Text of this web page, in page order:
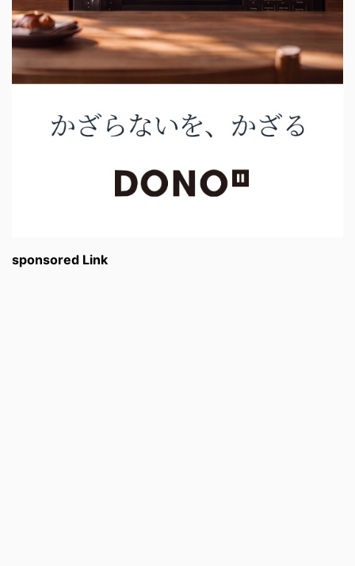
sponsored Link